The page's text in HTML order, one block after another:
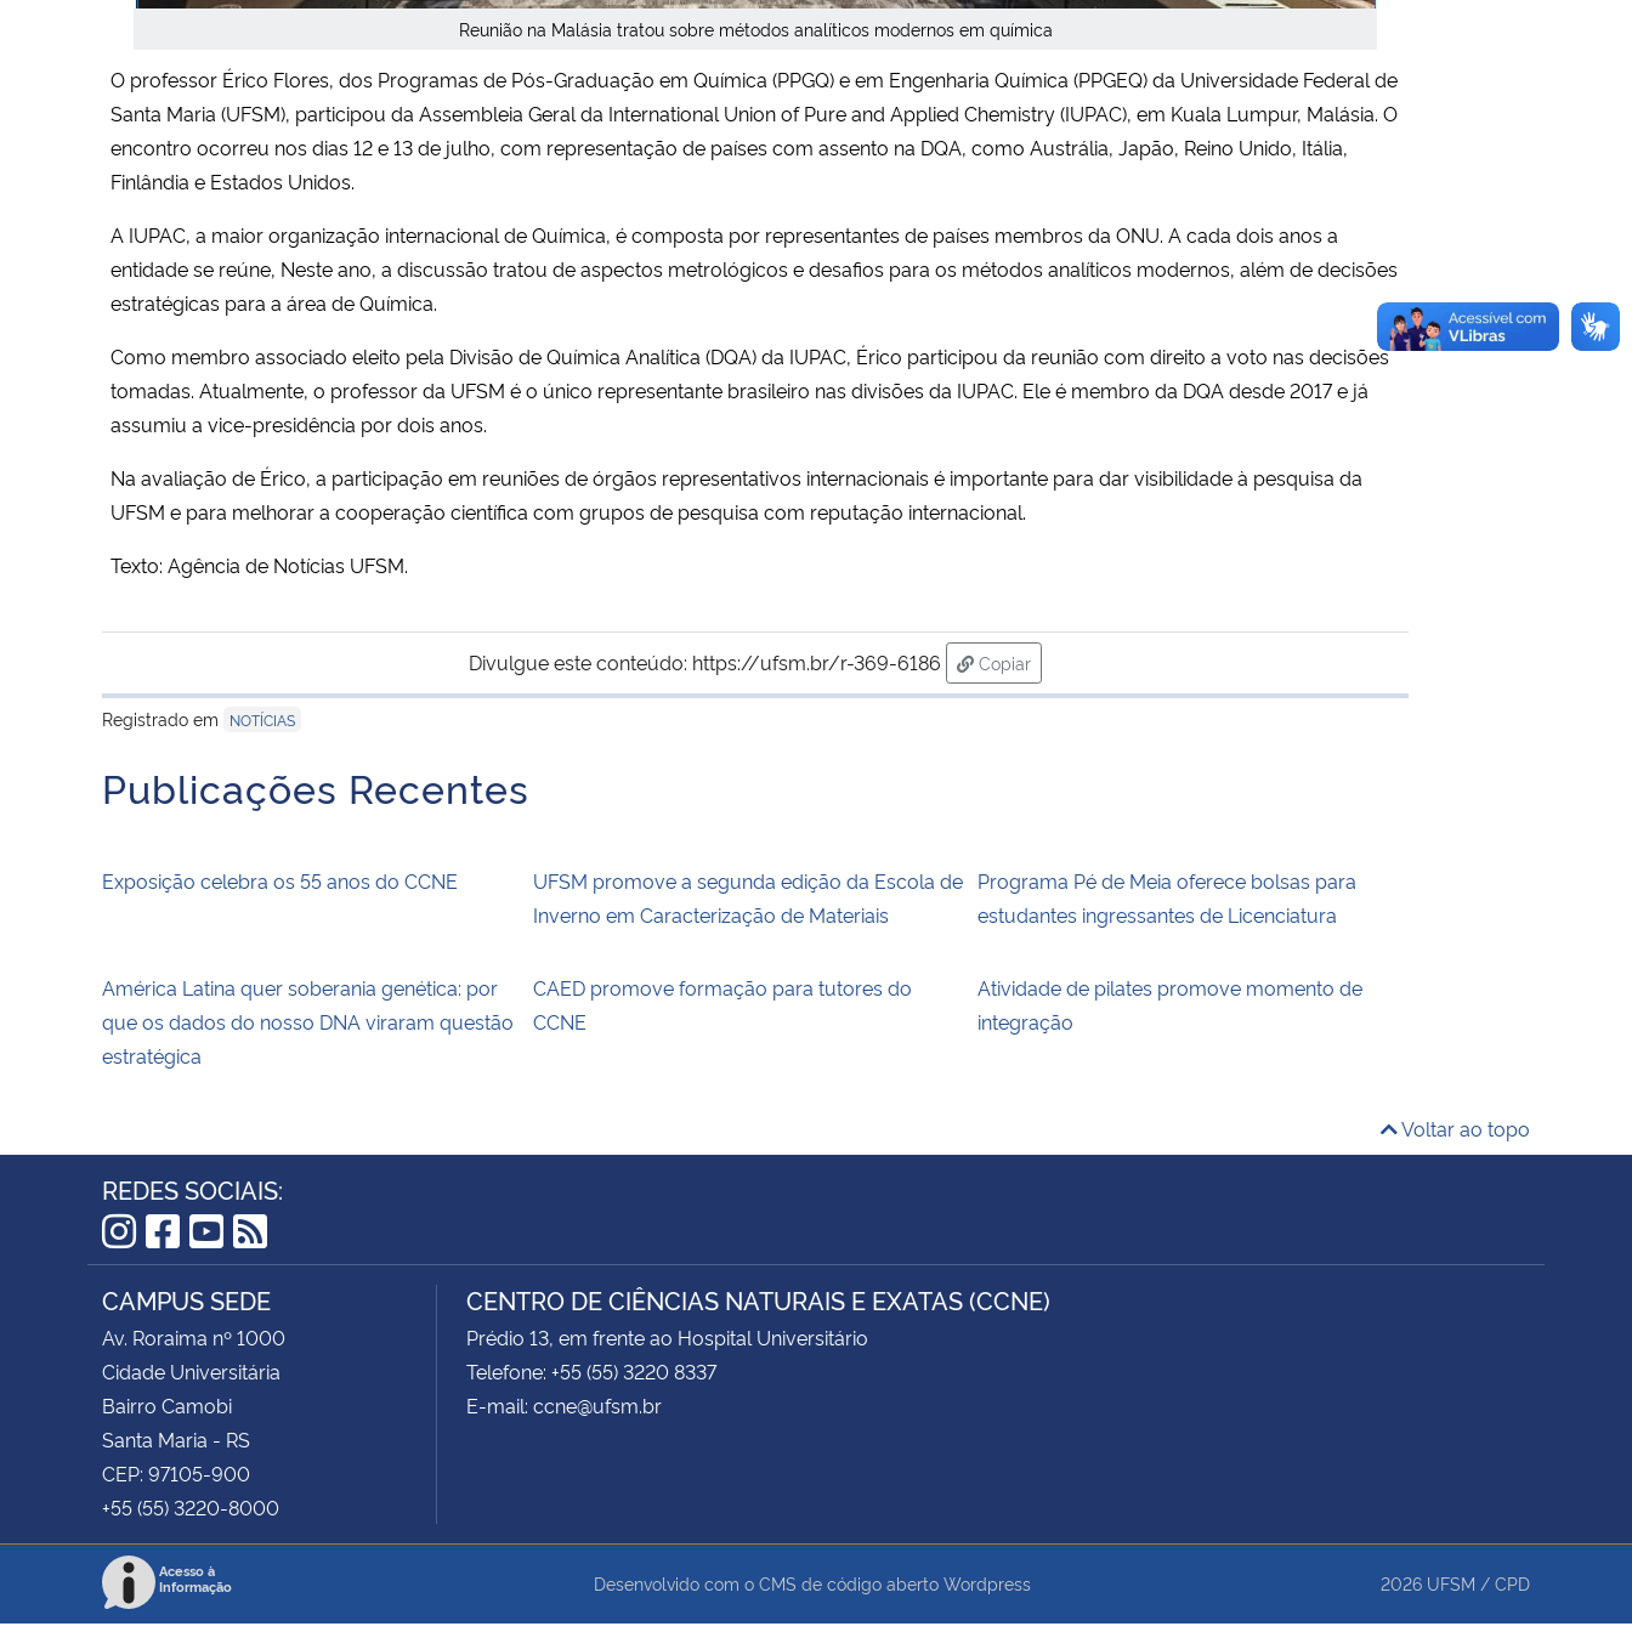
Reunião na Malásia tratou sobre métodos analíticos modernos em química
O professor Érico Flores, dos Programas de Pós-Graduação em Química (PPGQ) e em Engenharia Química (PPGEQ) da Universidade Federal de
Santa Maria (UFSM), participou da Assembleia Geral da International Union of Pure and Applied Chemistry (IUPAC), em Kuala Lumpur, Malásia. O
encontro ocorreu nos dias 12 e 13 de julho, com representação de países com assento na DQA, como Austrália, Japão, Reino Unido, Itália,
Finlândia e Estados Unidos.
A IUPAC, a maior organização internacional de Química, é composta por representantes de países membros da ONU. A cada dois anos a
entidade se reúne, Neste ano, a discussão tratou de aspectos metrológicos e desafios para os métodos analíticos modernos, além de decisões
estratégicas para a área de Química.
Como membro associado eleito pela Divisão de Química Analítica (DQA) da IUPAC, Érico participou da reunião com direito a voto nas decisões
tomadas. Atualmente, o professor da UFSM é o único representante brasileiro nas divisões da IUPAC. Ele é membro da DQA desde 2017 e já
assumiu a vice-presidência por dois anos.
Na avaliação de Érico, a participação em reuniões de órgãos representativos internacionais é importante para dar visibilidade à pesquisa da
UFSM e para melhorar a cooperação científica com grupos de pesquisa com reputação internacional.
Texto: Agência de Notícias UFSM.
Divulgue este conteúdo: https://ufsm.br/r-369-6186
Copiar
para área de transferência
Registrado em
NOTÍCIAS
Publicações Recentes
Exposição celebra os 55 anos do CCNE
UFSM promove a segunda edição da Escola de
Inverno em Caracterização de Materiais
Programa Pé de Meia oferece bolsas para
estudantes ingressantes de Licenciatura
América Latina quer soberania genética: por
que os dados do nosso DNA viraram questão
estratégica
CAED promove formação para tutores do
CCNE
Atividade de pilates promove momento de
integração
Voltar ao topo
REDES SOCIAIS:
Instagram
Facebook
YouTube
RSS
CAMPUS SEDE
Av. Roraima nº 1000
Cidade Universitária
Bairro Camobi
Santa Maria - RS
CEP: 97105-900
+55 (55) 3220-8000
CENTRO DE CIÊNCIAS NATURAIS E EXATAS (CCNE)
Prédio 13, em frente ao Hospital Universitário
Telefone: +55 (55) 3220 8337
E-mail: ccne@ufsm.br
Acesso à
Informação
Desenvolvido com o CMS de código aberto Wordpress 2026 UFSM / CPD